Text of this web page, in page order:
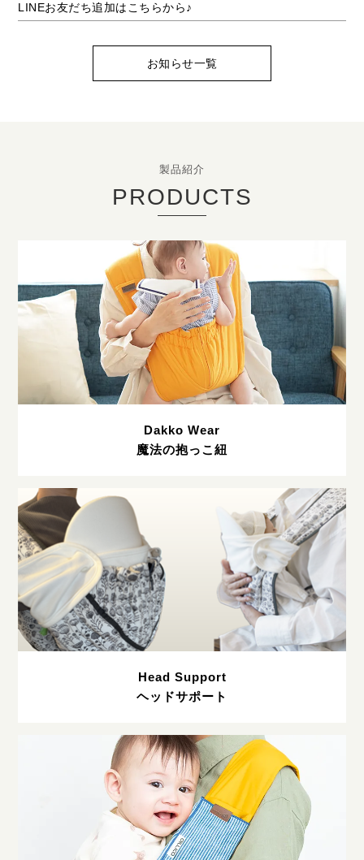
LINEお友だち追加はこちらから♪
お知らせ一覧
製品紹介
PRODUCTS
Dakko Wear
魔法の抱っこ紐
Head Support
ヘッドサポート